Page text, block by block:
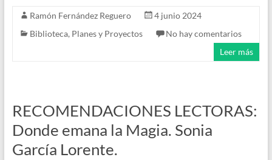
Ramón Fernández Reguero
4 junio 2024
Biblioteca, Planes y Proyectos
No hay comentarios
Leer más
RECOMENDACIONES LECTORAS:
Donde emana la Magia. Sonia
García Lorente.